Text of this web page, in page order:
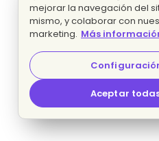
mejorar la navegación del
mismo, y colaborar con
marketing. Más
Aceptar